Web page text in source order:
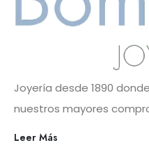
Joyería desde 1890
nuestros mayores
Leer Más